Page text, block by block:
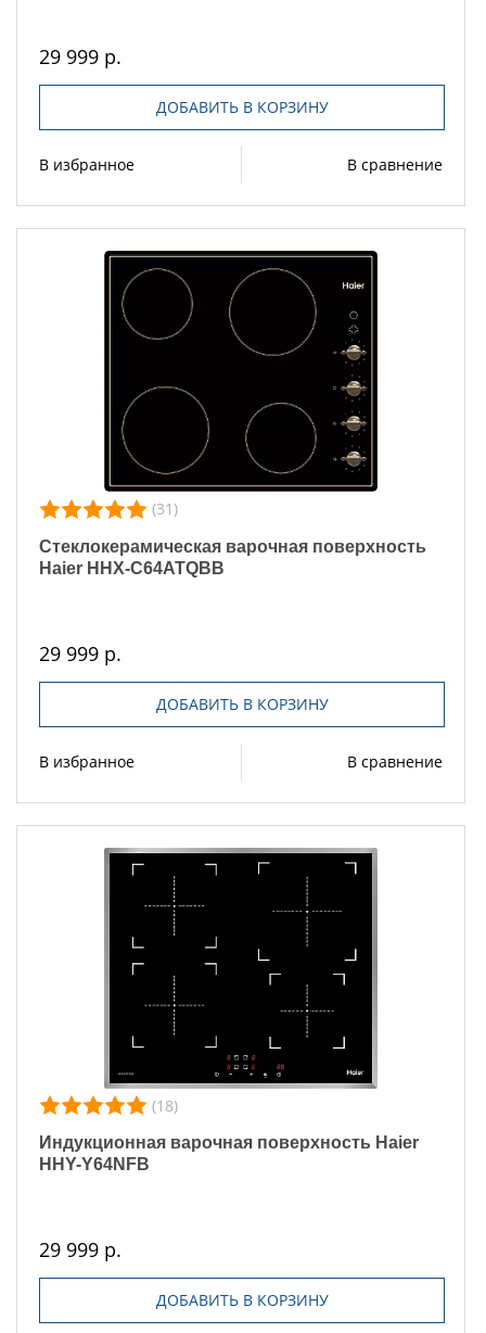
29 999 р.
ДОБАВИТЬ В КОРЗИНУ
В избранное В сравнение
(31)
Стеклокерамическая варочная поверхность
Haier HHX-C64ATQBB
29 999 р.
ДОБАВИТЬ В КОРЗИНУ
В избранное В сравнение
(18)
Индукционная варочная поверхность Haier
HHY-Y64NFB
29 999 р.
ДОБАВИТЬ В КОРЗИНУ